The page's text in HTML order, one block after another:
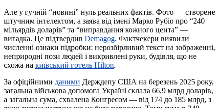
Але у гучній “новині” нуль реальних фактів. Фото — створене
штучним інтелектом, а заява від імені Марко Рубіо про “240
мільярдів доларів” та “виправдання кожного цента” —
вигадка. Це підтвердив Demagog. Фактчекери виявили
численні ознаки підробки: нерозбірливий текст на зображенні,
неприродні пози людей і викривлені руки, будівля, що не
схожа на київський готель Hilton.
За офіційними даними Держдепу США на березень 2025 року,
загальна військова допомога Україні склала 66,9 млрд доларів,
а загальна сума, схвалена Конгресом — від 174 до 185 млрд, з